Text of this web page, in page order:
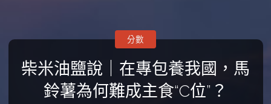
柴米油鹽說｜在專包養我國，馬
鈴薯為何難成主食“C位”？
分數